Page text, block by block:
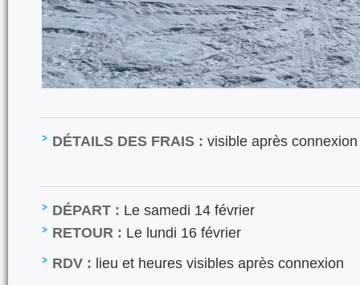
DÉTAILS DES FRAIS : visible après connexion
DÉPART : Le samedi 14 février
RETOUR : Le lundi 16 février
RDV : lieu et heures visibles après connexion